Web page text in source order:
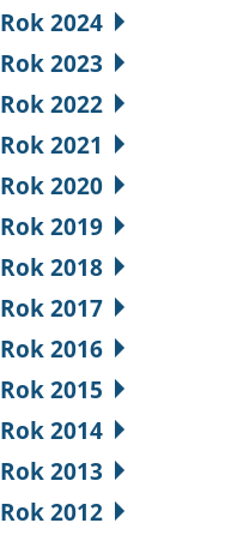
Rok 2024
Rok 2023
Rok 2022
Rok 2021
Rok 2020
Rok 2019
Rok 2018
Rok 2017
Rok 2016
Rok 2015
Rok 2014
Rok 2013
Rok 2012